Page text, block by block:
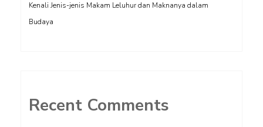
Kenali Jenis-jenis Makam Leluhur dan Maknanya dalam
Budaya
Recent Comments